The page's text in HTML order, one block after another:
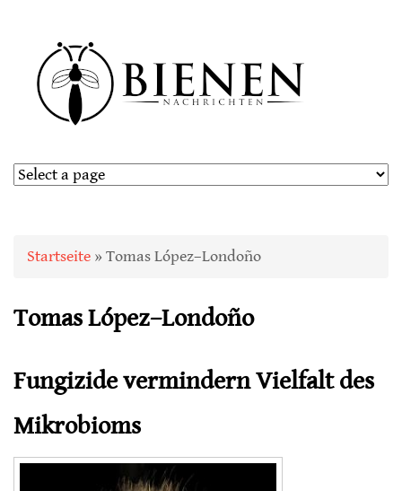
Sie sind hier
Startseite » Tomas López–Londoño
Tomas López–Londoño
Fungizide vermindern Vielfalt des
Mikrobioms